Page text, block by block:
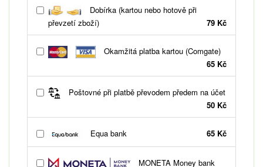
Dobírka (kartou nebo hotově při
převzetí zboží)
79 Kč
Okamžitá platba kartou (Comgate)
65 Kč
Poštovné při platbě převodem předem na účet
50 Kč
Equa bank 65 Kč
MONETA Money bank